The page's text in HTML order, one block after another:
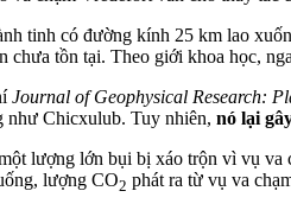
tinh có đường kính 25 km lao
chưa tồn tại. Theo giới khoa học,
Journal of Geophysical Research:
như Chicxulub. Tuy nhiên, nó lại
lượng lớn bụi bị xáo trộn vì vụ
lượng CO2 phát ra từ vụ va